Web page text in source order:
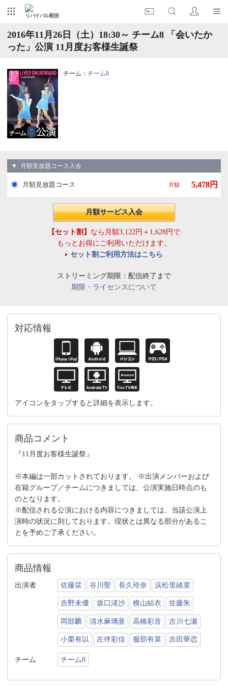
リバイバル配信
2016年11月26日（土）18:30～ チーム8 「会いたか
った」公演 11月度お客様生誕祭
チーム： チーム8
▼ 月額見放題コース入会
月額見放題コース 月額 5,478円
月額サービス入会
【セット割】 なら月額3,122円＋1,628円で
もっとお得にご利用いただけます。
セット割ご利用方法はこちら
ストリーミング期限：配信終了まで
期限・ライセンスについて
対応情報
アイコンをタップすると詳細を表示します。
商品コメント
『11月度お客様生誕祭』
※本編は一部カットされております。 ※出演メンバーおよび
在籍グループ／チームにつきましては、公演実施日時点のも
のとなります。
※配信される公演における内容につきましては、当該公演上
演時の状況に則しております。現状とは異なる部分があるこ
とを予めご了承ください。
商品情報
出演者 佐藤栞 谷川聖 長久玲奈 浜松里緒菜
吉野未優 坂口渚沙 横山結衣 佐藤朱
岡部麟 清水麻璃亜 高橋彩音 吉川七瀬
小栗有以 左伴彩佳 服部有菜 吉田華恋
チーム チーム8